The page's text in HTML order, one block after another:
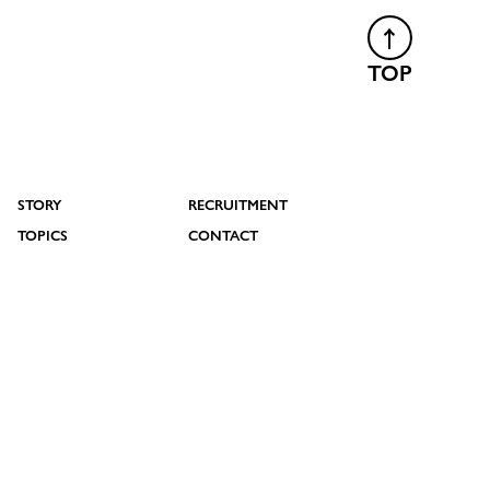
TOP
STORY
TOPICS
RECRUITMENT
CONTACT